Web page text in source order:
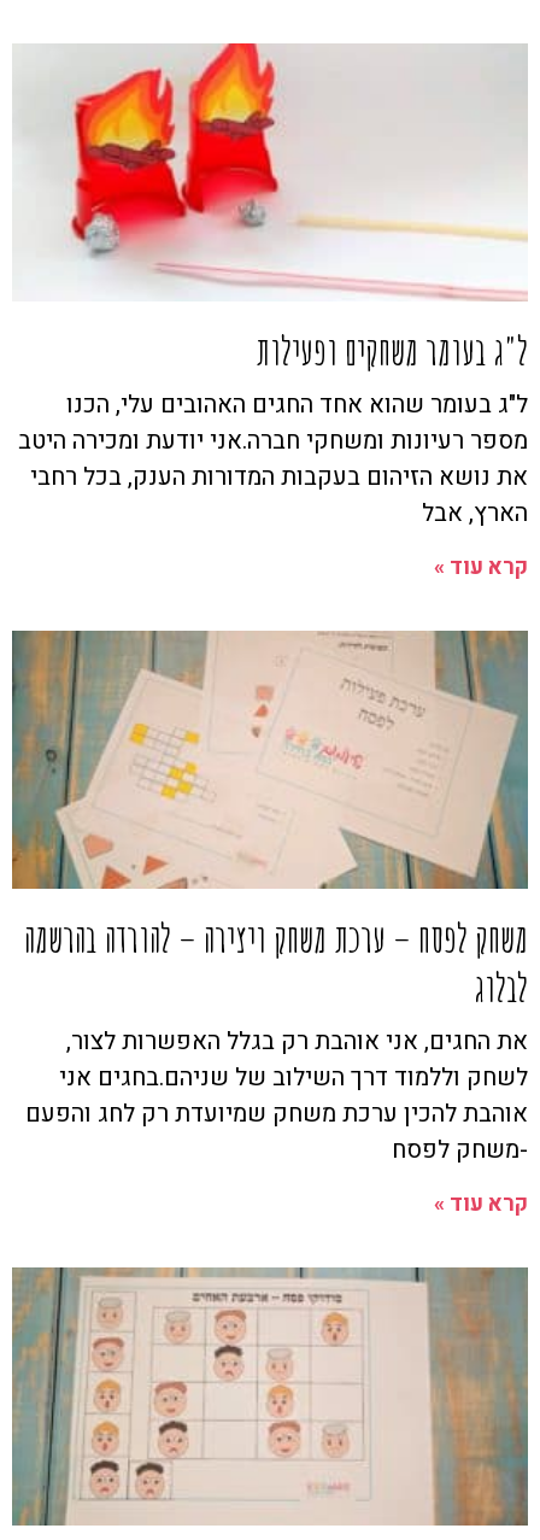
ל"ג בעומר משחקים ופעילות
ל"ג בעומר שהוא אחד החגים האהובים עלי, הכנו
מספר רעיונות ומשחקי חברה.אני יודעת ומכירה היטב
את נושא הזיהום בעקבות המדורות הענק, בכל רחבי
הארץ, אבל
קרא עוד »
משחק לפסח – ערכת משחק ויצירה – להורדה בהרשמה
לבלוג
את החגים, אני אוהבת רק בגלל האפשרות לצור,
לשחק וללמוד דרך השילוב של שניהם.בחגים אני
אוהבת להכין ערכת משחק שמיועדת רק לחג והפעם
-משחק לפסח
קרא עוד »